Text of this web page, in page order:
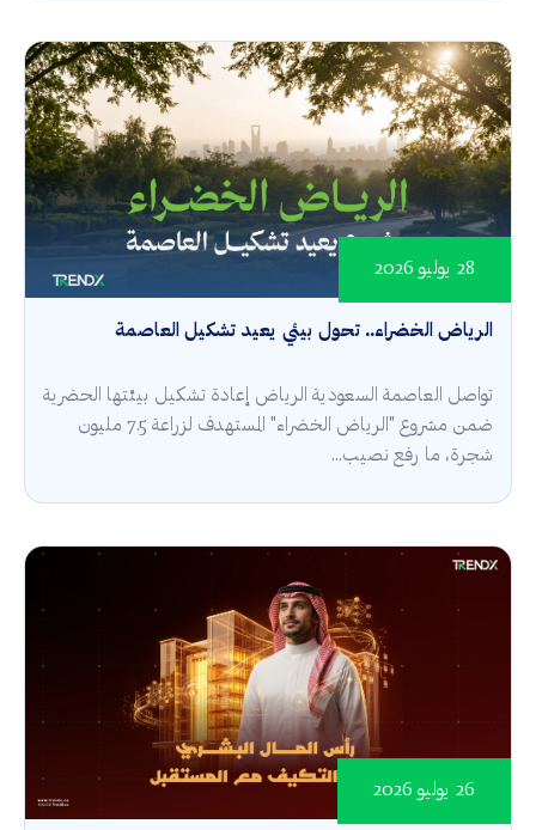
الرياض الخضراء.. تحول بيئي يعيد تشكيل العاصمة
28 يوليو 2026
تواصل العاصمة السعودية الرياض إعادة تشكيل بيئتها الحضرية
ضمن مشروع "الرياض الخضراء" المستهدف لزراعة 7.5 مليون
شجرة، ما رفع نصيب...
26 يوليو 2026